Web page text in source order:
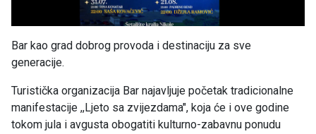
Bar kao grad dobrog provoda i destinaciju za sve
generacije.
Turistička organizacija Bar najavljuje početak tradicionalne
manifestacije ,,Ljeto sa zvijezdama", koja će i ove godine
tokom jula i avgusta obogatiti kulturno-zabavnu ponudu